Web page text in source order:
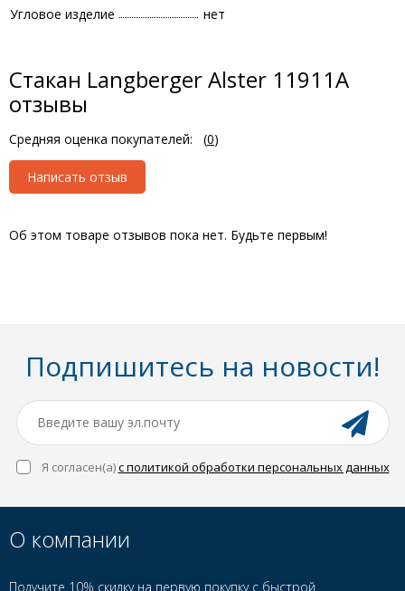
Угловое изделие
нет
Стакан Langberger Alster 11911A
отзывы
Средняя оценка покупателей: (0)
Написать отзыв
Об этом товаре отзывов пока нет. Будьте первым!
Подпишитесь на новости!
Я согласен(a)с политикой обработки персональных данных
О компании
Получите 10% скидку на первую покупку с быстрой